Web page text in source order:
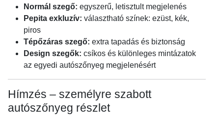
Normál szegő: egyszerű, letisztult megjelenés
Pepita exkluzív: választható színek: ezüst, kék,
piros
Tépőzáras szegő: extra tapadás és biztonság
Design szegők: csíkos és különleges mintázatok
az egyedi autószőnyeg megjelenésért
Hímzés – személyre szabott
autószőnyeg részlet